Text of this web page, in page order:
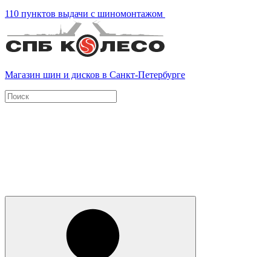
110 пунктов выдачи с шиномонтажом
Магазин шин и дисков в Санкт-Петербурге